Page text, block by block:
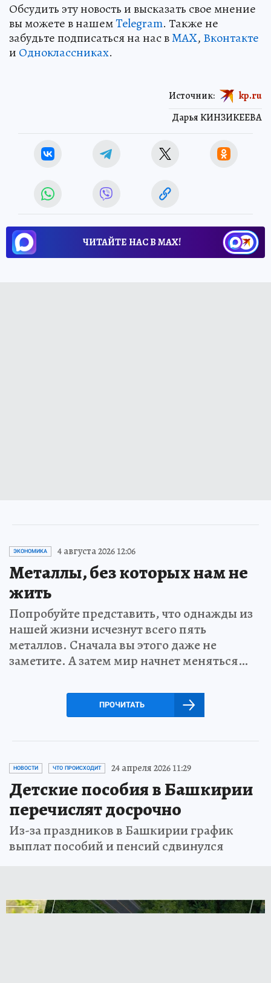
Обсудить эту новость и высказать свое мнение
вы можете в нашемTelegram. Также не
забудьте подписаться на нас вMAX, Вконтакте
и Одноклассниках.
Дарья КИНЗИКЕЕВА
Источник: kp.ru
ЧИТАЙТЕ НАС В МАХ!
ЭКОНОМИКА 4 августа 2026 12:06
Металлы, без которых нам не
жить
Попробуйте представить, что однажды из
нашей жизни исчезнут всего пять
металлов. Сначала вы этого даже не
заметите. А затем мир начнет меняться…
ПРОЧИТАТЬ
НОВОСТИ ЧТО ПРОИСХОДИТ 24 апреля 2026 11:29
Детские пособия в Башкирии
перечислят досрочно
Из-за праздников в Башкирии график
выплат пособий и пенсий сдвинулся